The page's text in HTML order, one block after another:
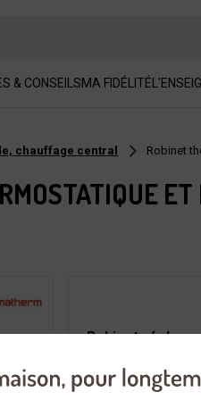
& CONSEILSMA FIDÉLITÉ
chauffage central Robinet
Robinet réglage